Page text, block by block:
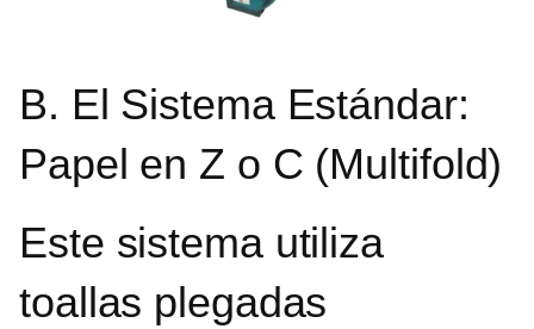
B. El Sistema Estándar:
Papel en Z o C (Multifold)
Este sistema utiliza
toallas plegadas